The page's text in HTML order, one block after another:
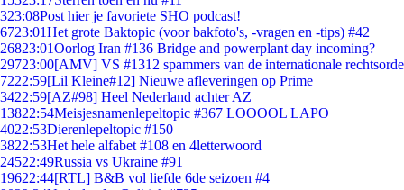
323:08Post hier je favoriete SHO podcast!
6723:01Het grote Baktopic (voor bakfoto's, -vragen en -tips) #42
26823:01Oorlog Iran #136 Bridge and powerplant day incoming?
29723:00[AMV] VS #1312 spammers van de internationale rechtsorde
7222:59[Lil Kleine#12] Nieuwe afleveringen op Prime
3422:59[AZ#98] Heel Nederland achter AZ
13822:54Meisjesnamenlepeltopic #367 LOOOOL LAPO
4022:53Dierenlepeltopic #150
3822:53Het hele alfabet #108 en 4letterwoord
24522:49Russia vs Ukraine #91
19622:44[RTL] B&B vol liefde 6de seizoen #4